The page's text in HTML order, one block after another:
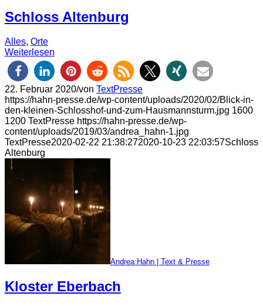
Schloss Altenburg
Alles, Orte
Weiterlesen
22. Februar 2020/von TextPresse
https://hahn-presse.de/wp-content/uploads/2020/02/Blick-in-
den-kleinen-Schlosshof-und-zum-Hausmannsturm.jpg 1600
1200 TextPresse https://hahn-presse.de/wp-
content/uploads/2019/03/andrea_hahn-1.jpg
TextPresse2020-02-22 21:38:272020-10-23 22:03:57Schloss
Altenburg
Andrea Hahn | Text & Presse
Kloster Eberbach